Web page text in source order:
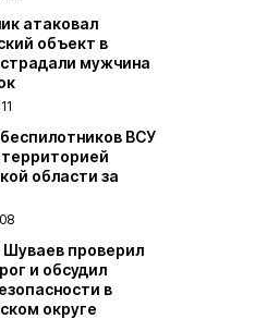
атаковал
объект в
мужчина
ВСУ
области за
Шуваев проверил
и обсудил
в
округе